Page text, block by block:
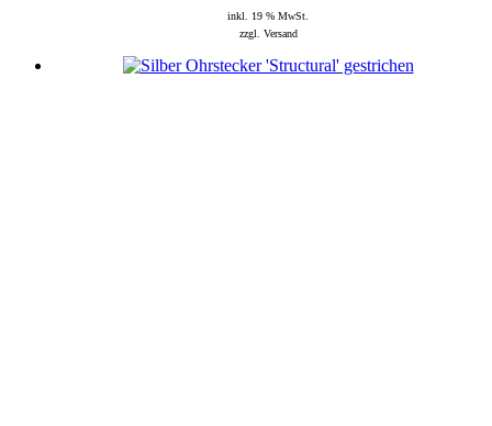
inkl. 19 % MwSt.
zzgl. Versand